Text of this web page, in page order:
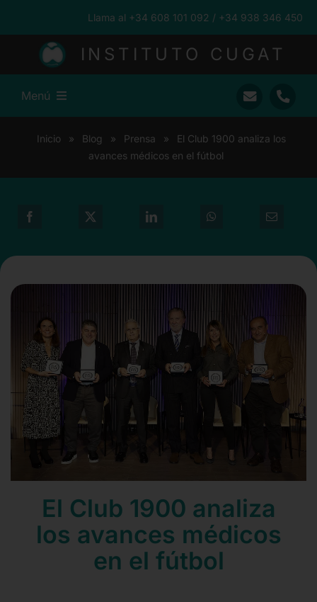
contenido
Llama al +34 608 101 092 / +34 938 346 450
INSTITUTO CUGAT
Menú
Traumatología
Contacto
Mail
Teléfono
Inicio » Blog » Prensa »
El Club 1900 analiza los
avances médicos en el fútbol
El Club 1900 analiza
los avances médicos
en el fútbol